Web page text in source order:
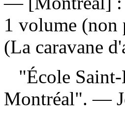
1 volume
(La caravane
"École Saint-
Montréal". —